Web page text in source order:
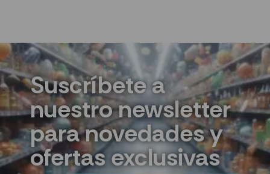
Suscríbete a
nuestro newsletter
para novedades y
ofertas exclusivas